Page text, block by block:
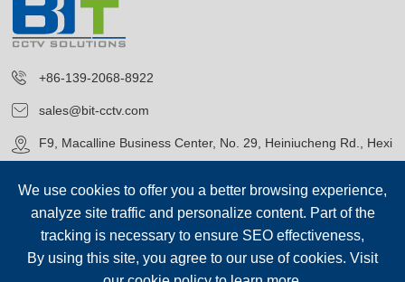
+86-139-2068-8922
sales@bit-cctv.com
F9, Macalline Business Center, No. 29, Heiniucheng Rd., Hexi
District, Tianjin, China
We use cookies to offer you a better browsing experience,
analyze site traffic and personalize content. Part of the
tracking is necessary to ensure SEO effectiveness,
By using this site, you agree to our use of cookies. Visit